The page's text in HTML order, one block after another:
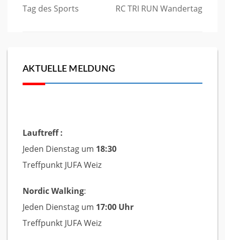
Beitragsnavigation
Tag des Sports RC TRI RUN Wandertag
AKTUELLE MELDUNG
Lauftreff :
Jeden Dienstag um 18:30
Treffpunkt JUFA Weiz
Nordic Walking:
Jeden Dienstag um 17:00 Uhr
Treffpunkt JUFA Weiz